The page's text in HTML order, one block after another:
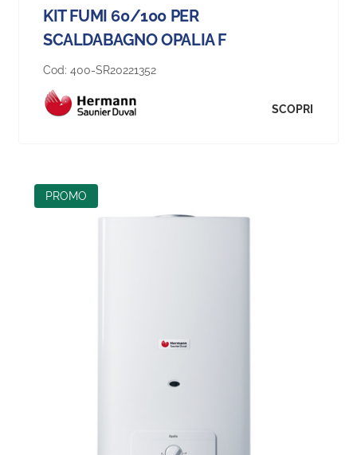
KIT FUMI 60/100 PER
SCALDABAGNO OPALIA F
Cod: 400-SR20221352
SCOPRI
PROMO